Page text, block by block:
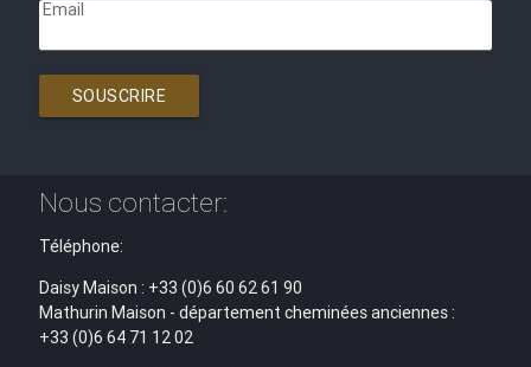
Email
SOUSCRIRE
Nous contacter:
Téléphone:
Daisy Maison : +33 (0)6 60 62 61 90
Mathurin Maison - département cheminées anciennes :
+33 (0)6 64 71 12 02